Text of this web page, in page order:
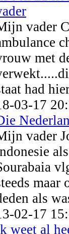
vader
met
had
03-17
vader
maar
als
02-17
weet al